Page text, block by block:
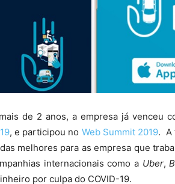
de 2 anos, a empresa já venceu
, e participou no Web Summit 2019. A
melhores para as empresa que
internacionais como a Uber,
por culpa do COVID-19.